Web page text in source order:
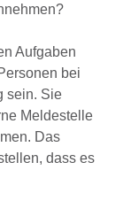
Aufgaben
bei
sein. Sie
Meldestelle
Das
dass es